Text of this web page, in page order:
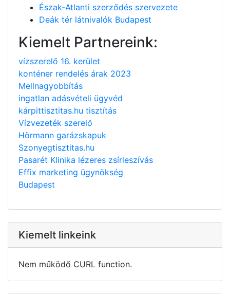
Észak-Atlanti szerződés szervezete
Deák tér látnivalók Budapest
Kiemelt Partnereink:
vízszerelő 16. kerület
konténer rendelés árak 2023
Mellnagyobbítás
ingatlan adásvételi ügyvéd
kárpittisztitas.hu tisztítás
Vízvezeték szerelő
Hörmann garázskapuk
Szonyegtisztitas.hu
Pasarét Klinika lézeres zsírleszívás
Effix marketing ügynökség
Budapest
Kiemelt linkeink
Nem működő CURL function.